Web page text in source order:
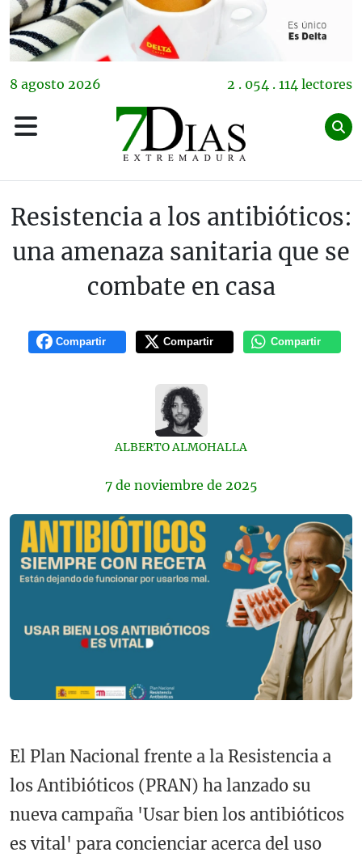
8 agosto 2026 2 . 054 . 114 lectores
Resistencia a los antibióticos:
una amenaza sanitaria que se
combate en casa
Compartir Compartir Compartir
ALBERTO ALMOHALLA
7 de noviembre de 2025
El Plan Nacional frente a la Resistencia a
los Antibióticos (PRAN) ha lanzado su
nueva campaña 'Usar bien los antibióticos
es vital' para concienciar acerca del uso